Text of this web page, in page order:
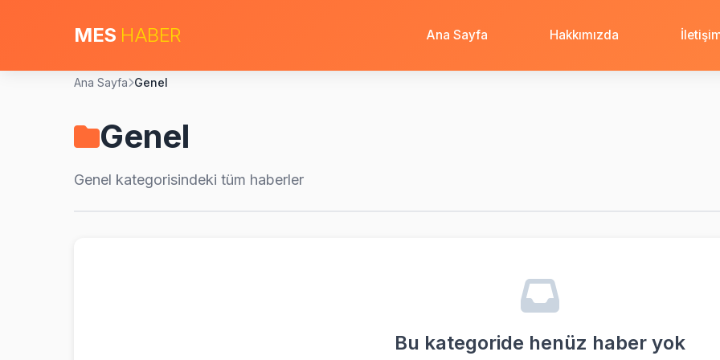
MES HABER Ana Sayfa Hakkımızda
Ana Sayfa Genel
Genel
Genel kategorisindeki tüm haberler
Bu kategoride henüz haber yok